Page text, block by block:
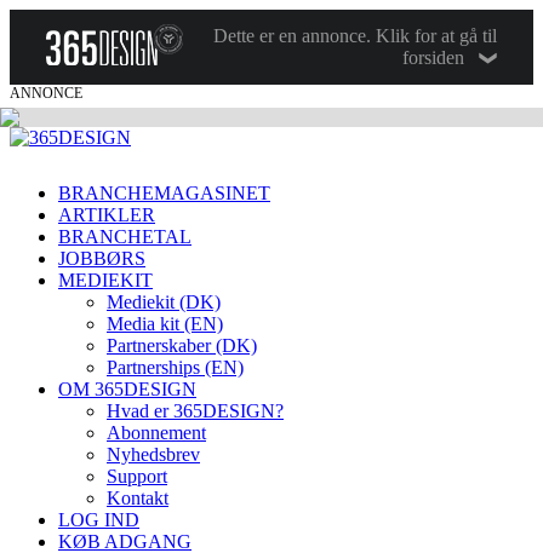
Dette er en annonce. Klik for at gå til
forsiden
ANNONCE
BRANCHEMAGASINET
ARTIKLER
BRANCHETAL
JOBBØRS
MEDIEKIT
Mediekit (DK)
Media kit (EN)
Partnerskaber (DK)
Partnerships (EN)
OM 365DESIGN
Hvad er 365DESIGN?
Abonnement
Nyhedsbrev
Support
Kontakt
LOG IND
KØB ADGANG